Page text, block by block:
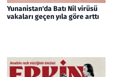
Yunanistan'da Batı Nil virüsü
vakaları geçen yıla göre arttı